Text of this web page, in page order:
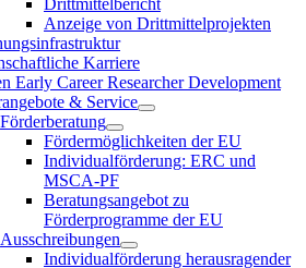
Anzeige von Drittmittelprojekten
Karriere
Early Career Researcher Development
& Service
Förderberatung
Fördermöglichkeiten der EU
Individualförderung: ERC und
MSCA-PF
Beratungsangebot zu
Förderprogramme der EU
Ausschreibungen
Individualförderung herausragender